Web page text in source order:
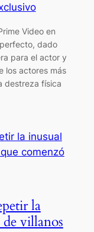
Video en
dado
para el actor y
los actores más
destreza física
la
villanos